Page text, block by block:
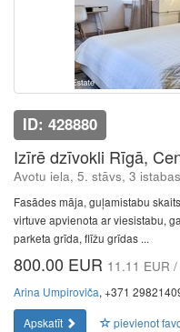
ID: 428880
Izīrē dzīvokli Rīgā,
Avotu iela, 5. stāvs, 3
Fasādes māja, guļamistabu
virtuve apvienota ar viesistabu,
parketa grīda, flīžu grīdas ...
800.00 EUR 11.11 EUR /
Arina Umpiroviča, +371
Apskatīt
pievienot